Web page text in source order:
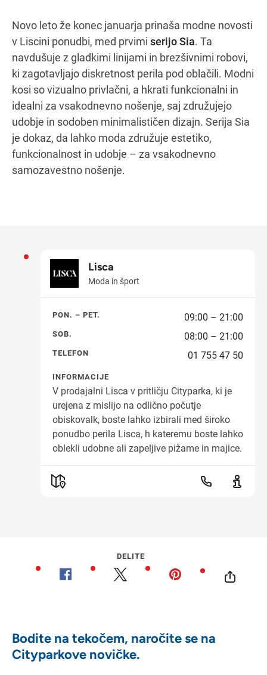
Novo leto že konec januarja prinaša modne novosti
v Liscini ponudbi, med prvimi serijo Sia. Ta
navdušuje z gladkimi linijami in brezšivnimi robovi,
ki zagotavljajo diskretnost perila pod oblačili. Modni
kosi so vizualno privlačni, a hkrati funkcionalni in
idealni za vsakodnevno nošenje, saj združujejo
udobje in sodoben minimalističen dizajn. Serija Sia
je dokaz, da lahko moda združuje estetiko,
funkcionalnost in udobje – za vsakodnevno
samozavestno nošenje.
Lisca
Moda in šport
PON. – PET. 09:00 – 21:00
SOB. 08:00 – 21:00
TELEFON 01 755 47 50
INFORMACIJE
V prodajalni Lisca v pritličju Cityparka, ki je
urejena z mislijo na odlično počutje
obiskovalk, boste lahko izbirali med široko
ponudbo perila Lisca, h kateremu boste lahko
oblekli udobne ali zapeljive pižame in majice.
DELITE
Bodite na tekočem, naročite se na
Cityparkove novičke.